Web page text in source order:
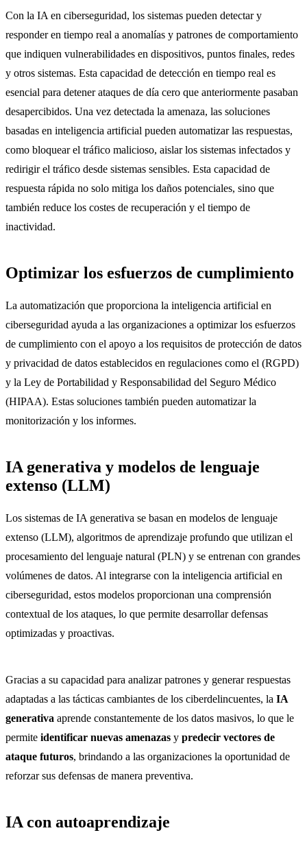
Con la IA en ciberseguridad, los sistemas pueden detectar y
responder en tiempo real a anomalías y patrones de comportamiento
que indiquen vulnerabilidades en dispositivos, puntos finales, redes
y otros sistemas. Esta capacidad de detección en tiempo real es
esencial para detener ataques de día cero que anteriormente pasaban
desapercibidos. Una vez detectada la amenaza, las soluciones
basadas en inteligencia artificial pueden automatizar las respuestas,
como bloquear el tráfico malicioso, aislar los sistemas infectados y
redirigir el tráfico desde sistemas sensibles. Esta capacidad de
respuesta rápida no solo mitiga los daños potenciales, sino que
también reduce los costes de recuperación y el tiempo de
inactividad.
Optimizar los esfuerzos de cumplimiento
La automatización que proporciona la inteligencia artificial en
ciberseguridad ayuda a las organizaciones a optimizar los esfuerzos
de cumplimiento con el apoyo a los requisitos de protección de datos
y privacidad de datos establecidos en regulaciones como el (RGPD)
y la Ley de Portabilidad y Responsabilidad del Seguro Médico
(HIPAA). Estas soluciones también pueden automatizar la
monitorización y los informes.
IA generativa y modelos de lenguaje
extenso (LLM)
Los sistemas de IA generativa se basan en modelos de lenguaje
extenso (LLM), algoritmos de aprendizaje profundo que utilizan el
procesamiento del lenguaje natural (PLN) y se entrenan con grandes
volúmenes de datos. Al integrarse con la inteligencia artificial en
ciberseguridad, estos modelos proporcionan una comprensión
contextual de los ataques, lo que permite desarrollar defensas
optimizadas y proactivas.
Gracias a su capacidad para analizar patrones y generar respuestas
adaptadas a las tácticas cambiantes de los ciberdelincuentes, la IA
generativa aprende constantemente de los datos masivos, lo que le
permite identificar nuevas amenazas y predecir vectores de
ataque futuros, brindando a las organizaciones la oportunidad de
reforzar sus defensas de manera preventiva.
IA con autoaprendizaje